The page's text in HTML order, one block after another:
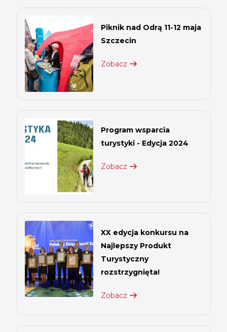
Piknik nad Odrą 11-12 maja
Szczecin
Zobacz
Program wsparcia
turystyki - Edycja 2024
Zobacz
XX edycja konkursu na
Najlepszy Produkt
Turystyczny
rozstrzygnięta!
Zobacz